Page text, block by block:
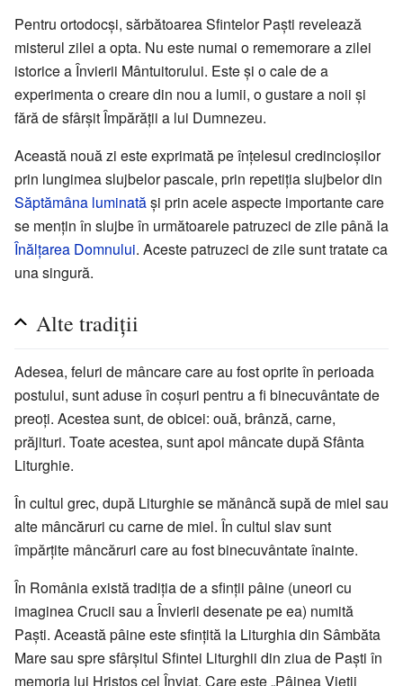
Pentru ortodocși, sărbătoarea Sfintelor Paști revelează
misterul zilei a opta. Nu este numai o rememorare a zilei
istorice a Învierii Mântuitorului. Este și o cale de a
experimenta o creare din nou a lumii, o gustare a noii și
fără de sfârșit Împărății a lui Dumnezeu.
Această nouă zi este exprimată pe înțelesul credincioșilor
prin lungimea slujbelor pascale, prin repetiția slujbelor din
Săptămâna luminatăși prin acele aspecte importante care
se mențin în slujbe în următoarele patruzeci de zile până la
Înălțarea Domnului. Aceste patruzeci de zile sunt tratate ca
una singură.
Alte tradiții
Adesea, feluri de mâncare care au fost oprite în perioada
postului, sunt aduse în coșuri pentru a fi binecuvântate de
preoți. Acestea sunt, de obicei: ouă, brânză, carne,
prăjituri. Toate acestea, sunt apoi mâncate după Sfânta
Liturghie.
În cultul grec, după Liturghie se mănâncă supă de miel sau
alte mâncăruri cu carne de miel. În cultul slav sunt
împărțite mâncăruri care au fost binecuvântate înainte.
În România există tradiția de a sfinții pâine (uneori cu
imaginea Crucii sau a Învierii desenate pe ea) numită
Paști. Această pâine este sfințită la Liturghia din Sâmbăta
Mare sau spre sfârșitul Sfintei Liturghii din ziua de Paști în
memoria lui Hristos cel Înviat, Care este „Pâinea Vieții